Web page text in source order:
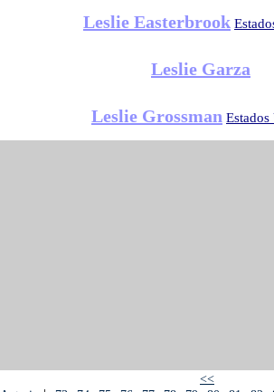
Leslie Easterbrook
Leslie Garza
Leslie Grossman
<<